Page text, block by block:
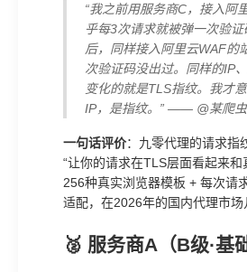
“我之前用服务商C，接入阿
乎每3次请求就被弹一次验
后，同样接入阿里云WAF的
次验证码没出过。同样的
变化的就是TLS指纹。我才
IP，是指纹。” —— @某爬
一句话评价：九零代理的请求指
“让你的请求在TLS层面看起来
256种真实浏览器模板 + 每次请
适配，在2026年的国内代理市场
🥈 服务商A（B级·基